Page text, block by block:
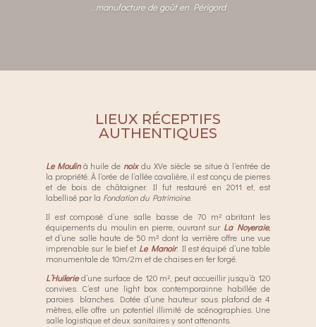
…manufacture de goût en Périgord
LIEUX RÉCEPTIFS
AUTHENTIQUES
Le Moulinà huile denoixdu XVe siècle se situe à l’entrée de
la propriété. À l’orée de l’allée cavalière, il est conçu de pierres
et de bois de châtaigner. Il fut restauré en 2011 et, est
labellisé par la Fondation du Patrimoine.
Il est composé d’une salle basse de 70 m² abritant les
équipements du moulin en pierre, ouvrant sur LaNoyeraie,
et d’une salle haute de 50 m² dont la verrière offre une vue
imprenable sur le bief et Le Manoir. Il est équipé d’une table
monumentale de 10m/2m et de chaises en fer forgé.
L’Huileried’une surface de 120 m², peut accueillir jusqu’à 120
convives. C’est une light box contemporainne habillée de
paroies blanches. Dotée d’une hauteur sous plafond de 4
mètres, elle offre un potentiel illimité de scénographies. Une
salle logistique et deux sanitaires y sont attenants.